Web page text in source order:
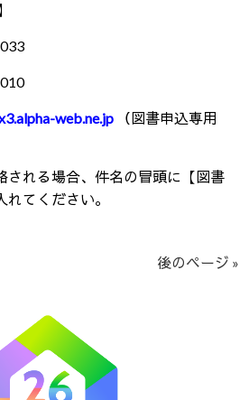
web.ne.jp
（図書申込専用
れる場合、件名の冒頭に【図書
てください。
後のページ »